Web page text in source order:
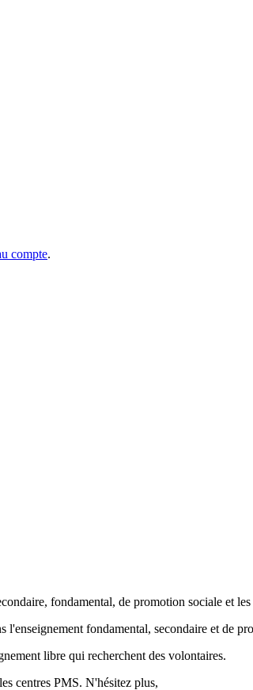
compte.
fondamental, de promotion sociale et
l'enseignement fondamental, secondaire et de
libre qui recherchent des volontaires.
centres PMS. N'hésitez plus,